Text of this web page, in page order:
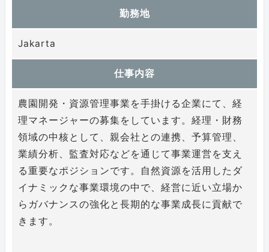
この条件で探す
勤務地
Jakarta
仕事内容
農園開発・資源管理事業を手掛ける企業にて、経
理マネージャーの募集をしています。経理・財務
領域の中核として、親会社との連携、予算管理、
業績分析、監査対応などを通じて事業運営を支え
る重要なポジションです。自然資源を活用したダ
イナミックな事業環境の中で、経営に近い立場か
らガバナンスの強化と長期的な事業成長に貢献で
きます。